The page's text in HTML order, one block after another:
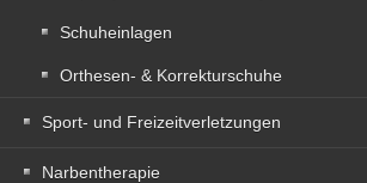
Schuheinlagen
Orthesen- & Korrekturschuhe
Sport- und Freizeitverletzungen
Narbentherapie